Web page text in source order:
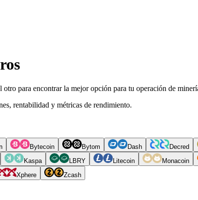
para encontrar la mejor opción para tu operación de
rentabilidad y métricas de rendimiento.
Bytecoin Bytom Dash Decred
Kaspa LBRY Litecoin Monacoin
Xphere Zcash